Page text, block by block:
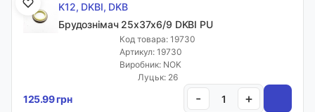
K12, DKBI, DKB
Брудознімач 25х37х6/9 DKBI PU
Код товара: 19730
Артикул: 19730
Виробник: NOK
Луцьк: 26
125.99 грн - +